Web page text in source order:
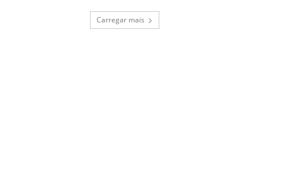
Carregar mais